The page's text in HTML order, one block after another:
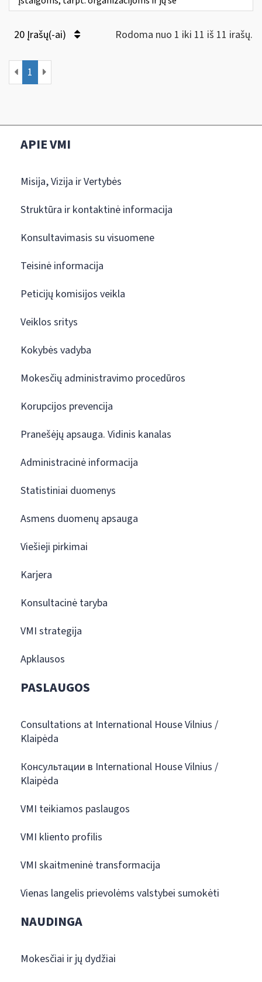
20 Įrašų(-ai) Rodoma nuo 1 iki 11 iš 11 irašų.
1
APIE VMI
Misija, Vizija ir Vertybės
Struktūra ir kontaktinė informacija
Konsultavimasis su visuomene
Teisinė informacija
Peticijų komisijos veikla
Veiklos sritys
Kokybės vadyba
Mokesčių administravimo procedūros
Korupcijos prevencija
Pranešėjų apsauga. Vidinis kanalas
Administracinė informacija
Statistiniai duomenys
Asmens duomenų apsauga
Viešieji pirkimai
Karjera
Konsultacinė taryba
VMI strategija
Apklausos
PASLAUGOS
Consultations at International House Vilnius /
Klaipėda
Консультации в International House Vilnius /
Klaipėda
VMI teikiamos paslaugos
VMI kliento profilis
VMI skaitmeninė transformacija
Vienas langelis prievolėms valstybei sumokėti
NAUDINGA
Mokesčiai ir jų dydžiai